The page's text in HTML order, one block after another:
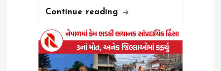
Continue reading